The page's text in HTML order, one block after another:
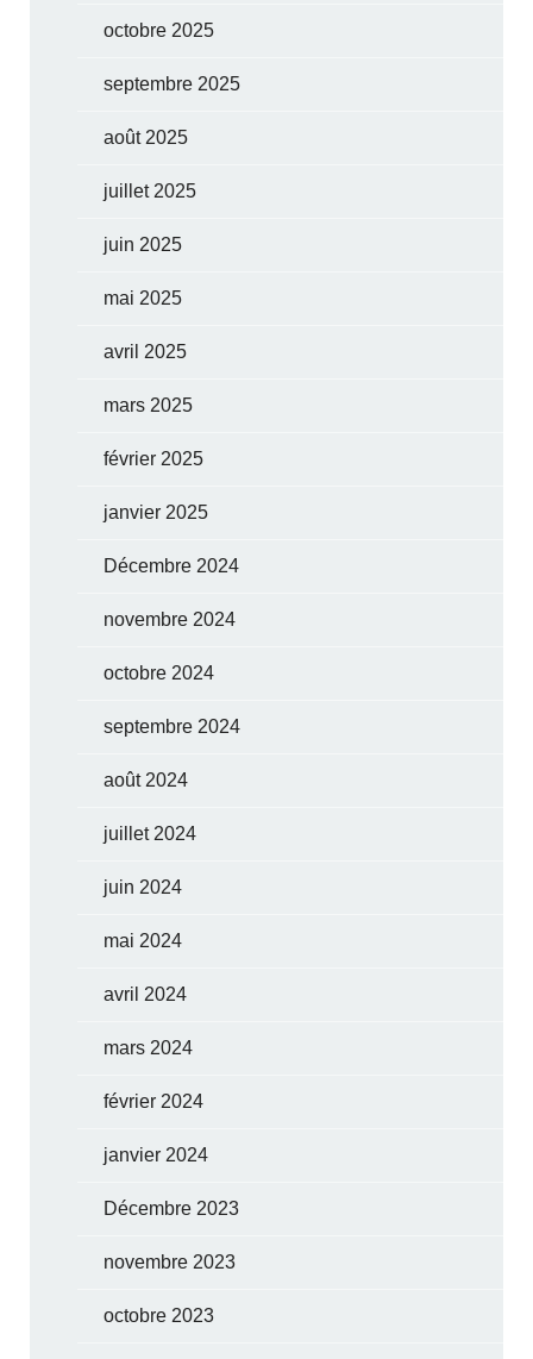
octobre 2025
septembre 2025
août 2025
juillet 2025
juin 2025
mai 2025
avril 2025
mars 2025
février 2025
janvier 2025
Décembre 2024
novembre 2024
octobre 2024
septembre 2024
août 2024
juillet 2024
juin 2024
mai 2024
avril 2024
mars 2024
février 2024
janvier 2024
Décembre 2023
novembre 2023
octobre 2023